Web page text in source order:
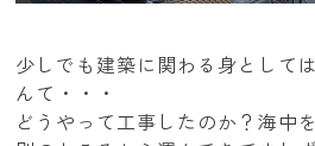
少しでも建築に関わる身として
んて・・・
どうやって工事したのか？海中